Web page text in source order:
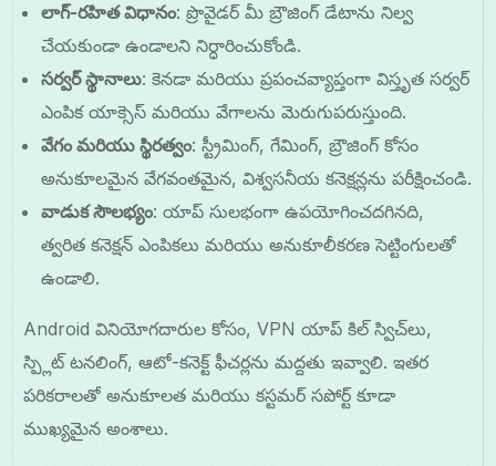
లాగ్-రహిత విధానం: ప్రొవైడర్ మీ బ్రౌజింగ్ డేటాను నిల్వ
చేయకుండా ఉండాలని నిర్ధారించుకోండి.
సర్వర్ స్థానాలు: కెనడా మరియు ప్రపంచవ్యాప్తంగా విస్తృత సర్వర్
ఎంపిక యాక్సెస్ మరియు వేగాలను మెరుగుపరుస్తుంది.
వేగం మరియు స్థిరత్వం: స్ట్రీమింగ్, గేమింగ్, బ్రౌజింగ్ కోసం
అనుకూలమైన వేగవంతమైన, విశ్వసనీయ కనెక్షన్లను పరీక్షించండి.
వాడుక సౌలభ్యం: యాప్ సులభంగా ఉపయోగించదగినది,
త్వరిత కనెక్షన్ ఎంపికలు మరియు అనుకూలీకరణ సెట్టింగులతో
ఉండాలి.
Android వినియోగదారుల కోసం, VPN యాప్ కిల్ స్విచ్‌లు,
స్ప్లిట్ టనలింగ్, ఆటో-కనెక్ట్ ఫీచర్లను మద్దతు ఇవ్వాలి. ఇతర
పరికరాలతో అనుకూలత మరియు కస్టమర్ సపోర్ట్ కూడా
ముఖ్యమైన అంశాలు.